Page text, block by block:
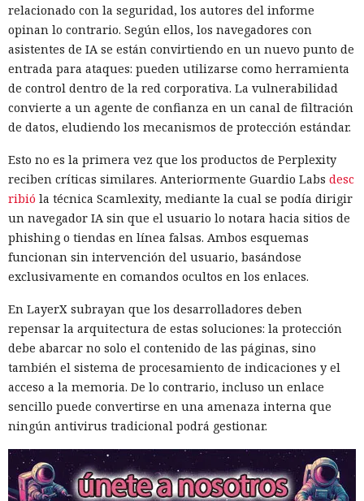
relacionado con la seguridad, los autores del informe
opinan lo contrario. Según ellos, los navegadores con
asistentes de IA se están convirtiendo en un nuevo punto de
entrada para ataques: pueden utilizarse como herramienta
de control dentro de la red corporativa. La vulnerabilidad
convierte a un agente de confianza en un canal de filtración
de datos, eludiendo los mecanismos de protección estándar.
Esto no es la primera vez que los productos de Perplexity
reciben críticas similares. Anteriormente Guardio Labs desc
ribió la técnica Scamlexity, mediante la cual se podía dirigir
un navegador IA sin que el usuario lo notara hacia sitios de
phishing o tiendas en línea falsas. Ambos esquemas
funcionan sin intervención del usuario, basándose
exclusivamente en comandos ocultos en los enlaces.
En LayerX subrayan que los desarrolladores deben
repensar la arquitectura de estas soluciones: la protección
debe abarcar no solo el contenido de las páginas, sino
también el sistema de procesamiento de indicaciones y el
acceso a la memoria. De lo contrario, incluso un enlace
sencillo puede convertirse en una amenaza interna que
ningún antivirus tradicional podrá gestionar.